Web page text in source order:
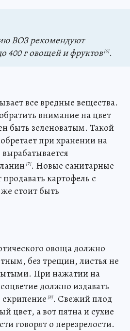
ВОЗ рекомендуют
400 г овощей и фруктов [6].
все вредные вещества.
внимание на цвет
быть зеленоватым. Такой
при хранении на
[7]. Новые санитарные
картофель с
стоит быть
овоща должно
без трещин, листья не
При нажатии на
должно издавать
скрипение [8]. Свежий плод
цвет, а вот пятна и сухие
говорят о перезрелости.